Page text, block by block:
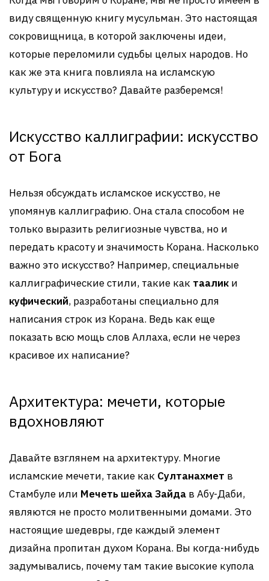
виду священную книгу мусульман. Это настоящая
сокровищница, в которой заключены идеи,
которые переломили судьбы целых народов. Но
как же эта книга повлияла на исламскую
культуру и искусство? Давайте разберемся!
Искусство каллиграфии: искусство
от Бога
Нельзя обсуждать исламское искусство, не
упомянув каллиграфию. Она стала способом не
только выразить религиозные чувства, но и
передать красоту и значимость Корана. Насколько
важно это искусство? Например, специальные
каллиграфические стили, такие как таалик и
куфический, разработаны специально для
написания строк из Корана. Ведь как еще
показать всю мощь слов Аллаха, если не через
красивое их написание?
Архитектура: мечети, которые
вдохновляют
Давайте взглянем на архитектуру. Многие
исламские мечети, такие как Султанахмет в
Стамбуле или Мечеть шейха Зайда в Абу-Даби,
являются не просто молитвенными домами. Это
настоящие шедевры, где каждый элемент
дизайна пропитан духом Корана. Вы когда-нибудь
задумывались, почему там такие высокие купола